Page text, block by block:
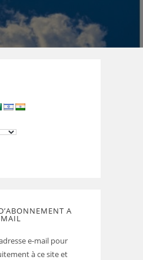
A
MAIL
e-mail pour
à ce site et